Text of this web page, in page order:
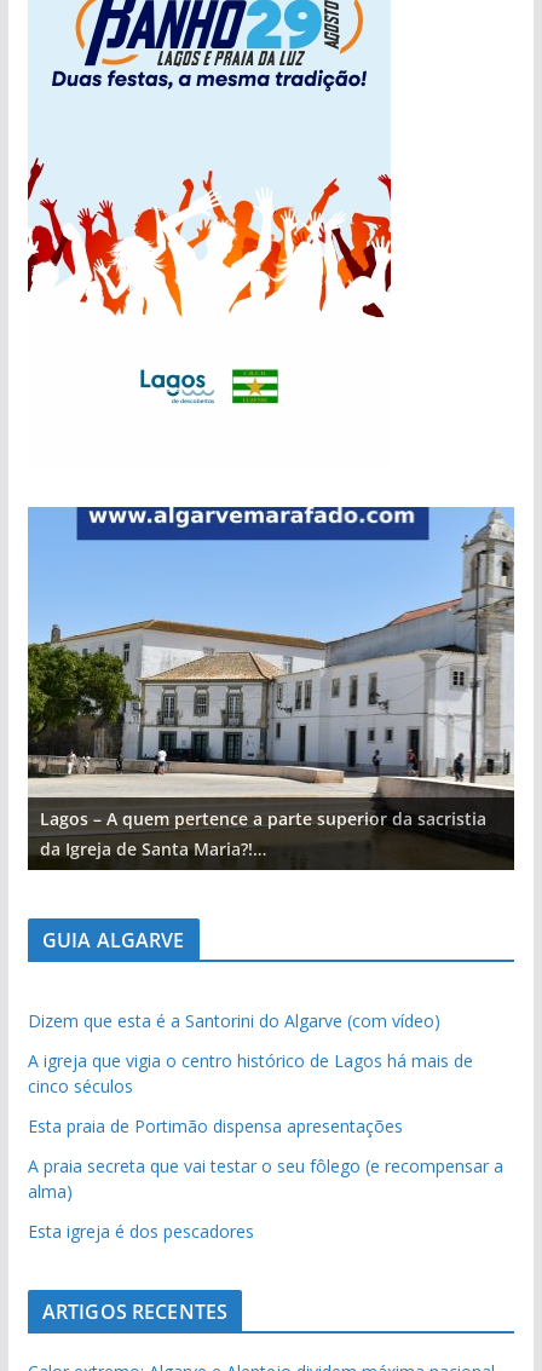
Lagos – A quem pertence a parte superior da sacristia
da Igreja de Santa Maria?!…
GUIA ALGARVE
Dizem que esta é a Santorini do Algarve (com vídeo)
A igreja que vigia o centro histórico de Lagos há mais de
cinco séculos
Esta praia de Portimão dispensa apresentações
A praia secreta que vai testar o seu fôlego (e recompensar a
alma)
Esta igreja é dos pescadores
ARTIGOS RECENTES